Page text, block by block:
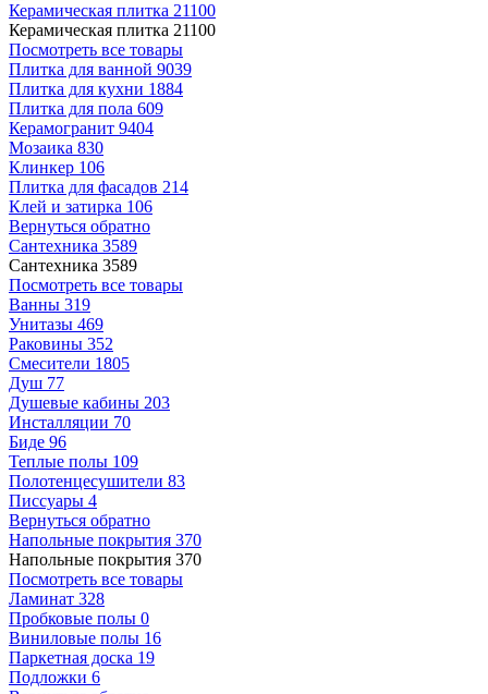
Керамическая плитка 21100
Керамическая плитка 21100
Посмотреть все товары
Плитка для ванной 9039
Плитка для кухни 1884
Плитка для пола 609
Керамогранит 9404
Мозаика 830
Клинкер 106
Плитка для фасадов 214
Клей и затирка 106
Вернуться обратно
Сантехника 3589
Сантехника 3589
Посмотреть все товары
Ванны 319
Унитазы 469
Раковины 352
Смесители 1805
Душ 77
Душевые кабины 203
Инсталляции 70
Биде 96
Теплые полы 109
Полотенцесушители 83
Писсуары 4
Вернуться обратно
Напольные покрытия 370
Напольные покрытия 370
Посмотреть все товары
Ламинат 328
Пробковые полы 0
Виниловые полы 16
Паркетная доска 19
Подложки 6